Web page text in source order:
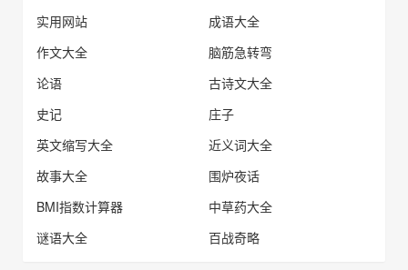
实用网站
成语大全
作文大全
脑筋急转弯
论语
古诗文大全
史记
庄子
英文缩写大全
近义词大全
故事大全
围炉夜话
BMI指数计算器
中草药大全
谜语大全
百战奇略